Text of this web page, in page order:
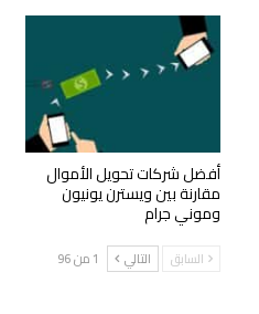
أفضل شركات تحويل الأموال
مقارنة بين ويسترن يونيون
وموني جرام
السابق التالي 1 من 96